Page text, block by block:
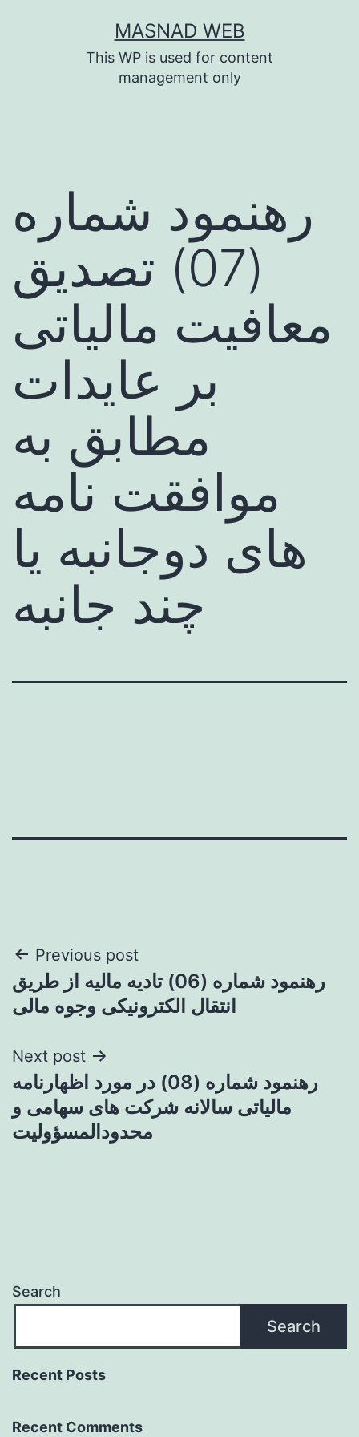
MASNAD WEB
This WP is used for content
management only
رهنمود شماره
(07) تصدیق
معافیت مالیاتی
بر عایدات
مطابق به
موافقت نامه
های دوجانبه یا
چند جانبه
Post
navigation
Previous post
رهنمود شماره (06) تادیه مالیه از طریق
انتقال الکترونیکی وجوه مالی
Next post
رهنمود شماره (08) در مورد اظهارنامه
مالیاتی سالانه شرکت های سهامی و
محدودالمسؤولیت
Search
Search
Recent Posts
Recent Comments